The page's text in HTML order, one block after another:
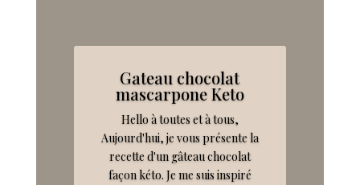
Gateau chocolat
mascarpone Keto
Hello à toutes et à tous,
Aujourd'hui, je vous présente la
recette d'un gâteau chocolat
façon kéto. Je me suis inspiré